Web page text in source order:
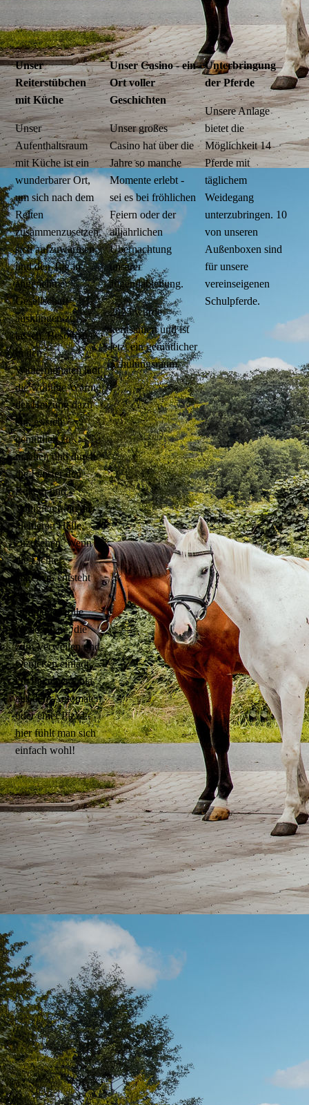
Unser
Reiterstübchen
mit Küche
Unser
Aufenthaltsraum
mit Küche ist ein
wunderbarer Ort,
um sich nach dem
Reiten
zusammenzusetzen,
sich aufzuwärmen
und den Tag in
angenehmer
Gesellschaft
ausklingen zu
lassen. Besonders
in den
Wintermonaten lädt
die wohlige Wärme
der Heizung dazu
ein, es sich
gemütlich zu
machen und durch
die Fenster den
Reitern und
Voltigierern in der
kleineren Halle
zuzusehen. Wenn
die Lichter
angehen, entsteht
eine
stimmungsvolle
Atmosphäre, die
zum Verweilen und
Genießen einlädt.
Ob bei einer Cola
aus dem Automaten
oder einer Pizza -
hier fühlt man sich
einfach wohl!
Unser Casino - ein
Ort voller
Geschichten
Unser großes
Casino hat über die
Jahre so manche
Momente erlebt -
sei es bei fröhlichen
Feiern oder der
alljährlichen
Übernachtung
unserer
Jugendabteilung.
2025 wurde
kernsaniert und ist
jetzt ein gemütlicher
Schulungsraum.
Unterbringung
der Pferde
Unsere Anlage
bietet die
Möglichkeit 14
Pferde mit
täglichem
Weidegang
unterzubringen. 10
von unseren
Außenboxen sind
für unsere
vereinseigenen
Schulpferde.